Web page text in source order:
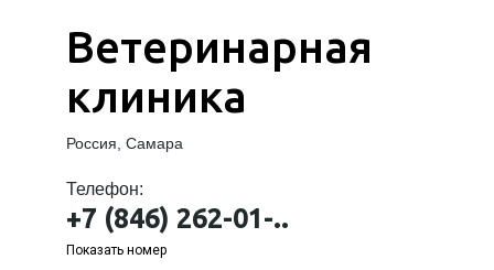
Ветеринарная
клиника
Россия, Самара
Телефон:
+7 (846) 262-01-..
Показать номер